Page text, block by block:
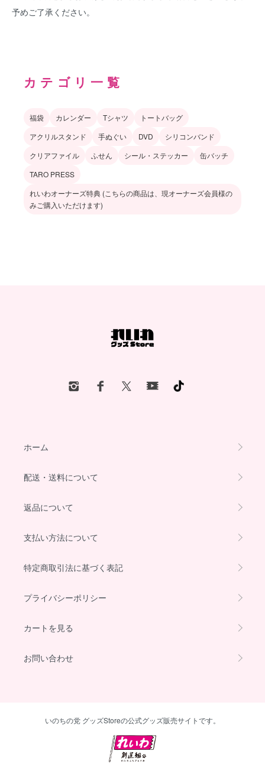
予めご了承ください。
カテゴリ一覧
福袋 カレンダー Tシャツ
トートバッグ
アクリルスタンド
手ぬぐい DVD
シリコンバンド
クリアファイル
ふせん シール・ステッカー
缶バッチ
TARO PRESS
れいわオーナーズ特典 (こちらの商品は、現オーナーズ会員様の
みご購入いただけます)
ホーム
配送・送料について
返品について
支払い方法について
特定商取引法に基づく表記
プライバシーポリシー
カートを見る
お問い合わせ
いのちの党 グッズStoreの公式グッズ販売サイトです。